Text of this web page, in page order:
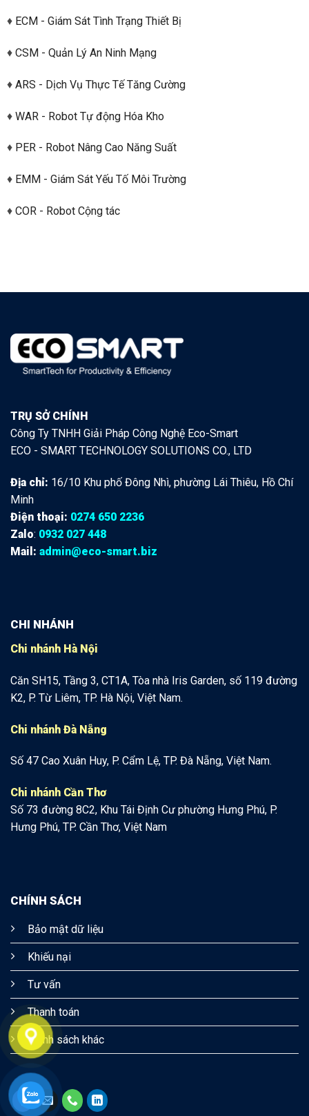
♦ ECM - Giám Sát Tình Trạng Thiết Bị
♦ CSM - Quản Lý An Ninh Mạng
♦ ARS - Dịch Vụ Thực Tế Tăng Cường
♦ WAR - Robot Tự động Hóa Kho
♦ PER - Robot Nâng Cao Năng Suất
♦ EMM - Giám Sát Yếu Tố Môi Trường
♦ COR - Robot Cộng tác
TRỤ SỞ CHÍNH
Công Ty TNHH Giải Pháp Công Nghệ Eco-Smart
ECO - SMART TECHNOLOGY SOLUTIONS CO., LTD
Địa chỉ: 16/10 Khu phố Đông Nhì, phường Lái Thiêu, Hồ Chí
Minh
Điện thoại: 0274 650 2236
Zalo: 0932 027 448
Mail: admin@eco-smart.biz
CHI NHÁNH
Chi nhánh Hà Nội
Căn SH15, Tầng 3, CT1A, Tòa nhà Iris Garden, số 119 đường
K2, P. Từ Liêm, TP. Hà Nội, Việt Nam.
Chi nhánh Đà Nẵng
Số 47 Cao Xuân Huy, P. Cẩm Lệ, TP. Đà Nẵng, Việt Nam.
Chi nhánh Cần Thơ
Số 73 đường 8C2, Khu Tái Định Cư phường Hưng Phú, P.
Hưng Phú, TP. Cần Thơ, Việt Nam
CHÍNH SÁCH
Bảo mật dữ liệu
Khiếu nại
Tư vấn
Thanh toán
Chính sách khác